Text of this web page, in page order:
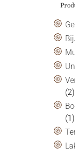
(2)
(1)